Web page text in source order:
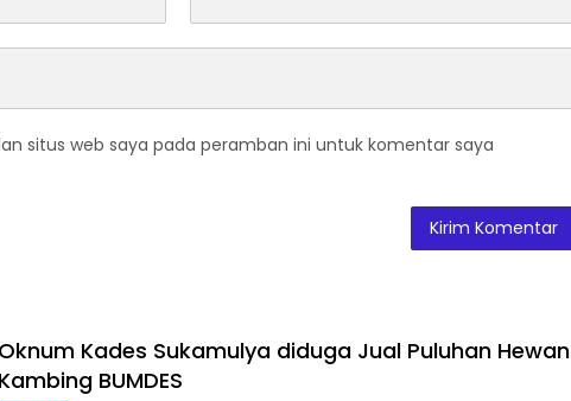
situs web saya pada peramban ini untuk komentar saya
Oknum Kades Sukamulya diduga Jual Puluhan Hewan
Kambing BUMDES